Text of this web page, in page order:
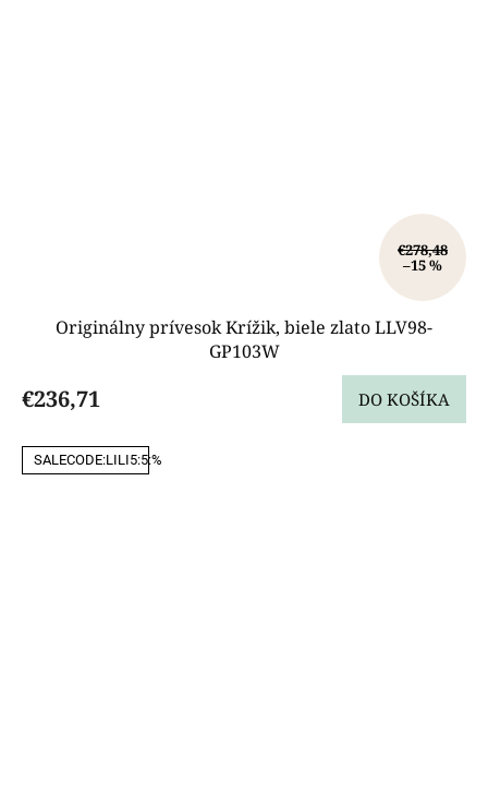
€278,48
–15 %
Originálny prívesok Krížik, biele zlato LLV98-
GP103W
€236,71 DO KOŠÍKA
SALECODE:LILI5:5:%